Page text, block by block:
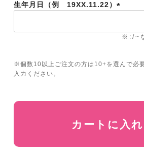
生年月日（例 19XX.11.22）
須)
※ : / ~
カートに入れ